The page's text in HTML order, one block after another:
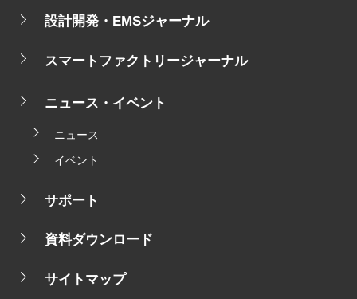
設計開発・EMSジャーナル
スマートファクトリージャーナル
ニュース・イベント
ニュース
イベント
サポート
資料ダウンロード
サイトマップ